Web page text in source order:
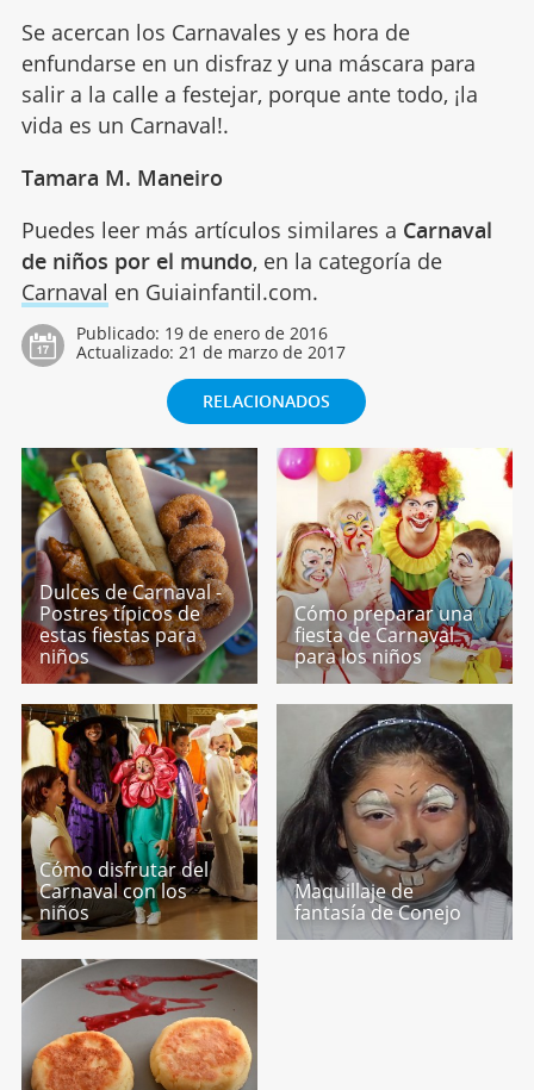
Se acercan los Carnavales y es hora de
enfundarse en un disfraz y una máscara para
salir a la calle a festejar, porque ante todo, ¡la
vida es un Carnaval!.
Tamara M. Maneiro
Puedes leer más artículos similares a Carnaval
de niños por el mundo, en la categoría de
Carnaval en Guiainfantil.com.
Publicado: 19 de enero de 2016
Actualizado: 21 de marzo de 2017
RELACIONADOS
Dulces de Carnaval -
Postres típicos de
estas fiestas para
niños
Cómo preparar una
fiesta de Carnaval
para los niños
Cómo disfrutar del
Carnaval con los
niños
Maquillaje de
fantasía de Conejo